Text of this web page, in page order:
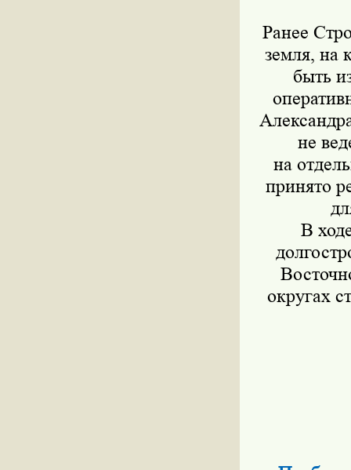
Ранее
земля, на
быть
не
на
принято
В
округах